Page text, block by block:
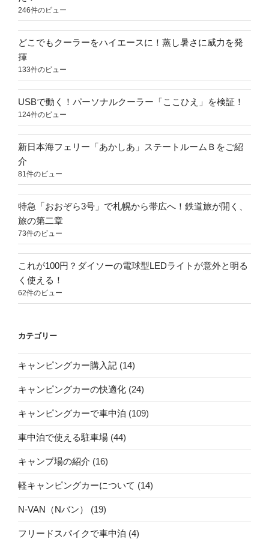
246件のビュー
どこでもクーラーをハイエースに！蒸し暑さに威力を発
揮
133件のビュー
USBで動く！パーソナルクーラー「ここひえ」を検証！
124件のビュー
新日本海フェリー「あかしあ」ステートルームＢをご紹
介
81件のビュー
特急「おおぞら3号」で札幌から帯広へ！鉄道旅が開く、
旅の第二章
73件のビュー
これが100円？ダイソーの電球型LEDライトが意外と明る
く使える！
62件のビュー
カテゴリー
キャンピングカー購入記 (14)
キャンピングカーの快適化 (24)
キャンピングカーで車中泊 (109)
車中泊で使える駐車場 (44)
キャンプ場の紹介 (16)
軽キャンピングカーについて (14)
N-VAN（Nバン） (19)
フリードスパイクで車中泊 (4)